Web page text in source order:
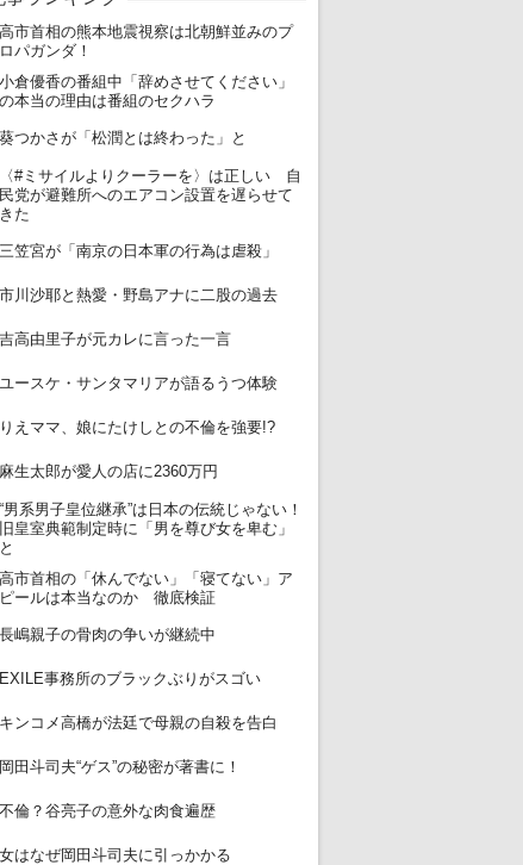
1
高市首相の熊本地震視察は北朝鮮並みのプ
ロパガンダ！
2
小倉優香の番組中「辞めさせてください」
の本当の理由は番組のセクハラ
3
葵つかさが「松潤とは終わった」と
4
〈#ミサイルよりクーラーを〉は正しい 自
民党が避難所へのエアコン設置を遅らせて
きた
5
三笠宮が「南京の日本軍の行為は虐殺」
6
市川沙耶と熱愛・野島アナに二股の過去
7
吉高由里子が元カレに言った一言
8
ユースケ・サンタマリアが語るうつ体験
9
りえママ、娘にたけしとの不倫を強要!?
10
麻生太郎が愛人の店に2360万円
11
“男系男子皇位継承”は日本の伝統じゃない！
旧皇室典範制定時に「男を尊び女を卑む」
と
12
高市首相の「休んでない」「寝てない」ア
ピールは本当なのか 徹底検証
13
長嶋親子の骨肉の争いが継続中
14
EXILE事務所のブラックぶりがスゴい
15
キンコメ高橋が法廷で母親の自殺を告白
16
岡田斗司夫“ゲス”の秘密が著書に！
17
不倫？谷亮子の意外な肉食遍歴
18
女はなぜ岡田斗司夫に引っかかる